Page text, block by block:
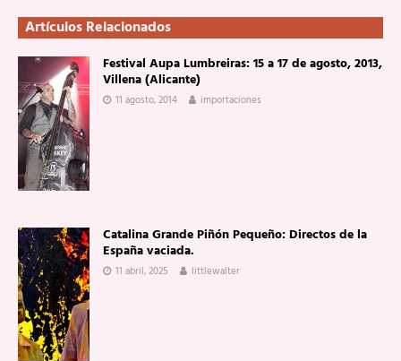
Artículos Relacionados
Festival Aupa Lumbreiras: 15 a 17 de agosto, 2013,
Villena (Alicante)
11 agosto, 2014 importaciones
Catalina Grande Piñón Pequeño: Directos de la
España vaciada.
11 abril, 2025 littlewalter